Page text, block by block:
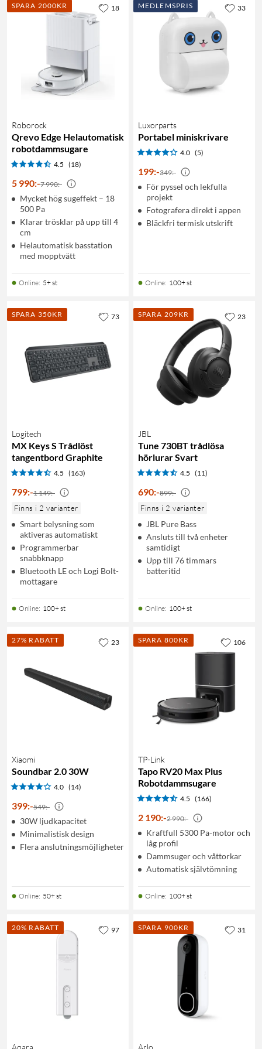
SPARA 2000KR
Roborock
Qrevo Edge Helautomatisk
robotdammsugare
4.5 (18)
5 990:-7 990:-
Mycket hög sugeffekt – 18
500 Pa
Klarar trösklar på upp till 4
cm
Helautomatisk basstation
med mopptvätt
Online: 5+ st
18 MEDLEMSPRIS
Luxorparts
Portabel miniskrivare
4.0 (5)
199:-349:-
För pyssel och lekfulla
projekt
Fotografera direkt i appen
Bläckfri termisk utskrift
Online: 100+ st
33
SPARA 350KR
Logitech
MX Keys S Trådlöst
tangentbord Graphite
4.5 (163)
799:-1 149:-
Finns i 2 varianter
Smart belysning som
aktiveras automatiskt
Programmerbar
snabbknapp
Bluetooth LE och Logi Bolt-
mottagare
Online: 100+ st
73 SPARA 209KR
JBL
Tune 730BT trådlösa
hörlurar Svart
4.5 (11)
690:-899:-
Finns i 2 varianter
JBL Pure Bass
Ansluts till två enheter
samtidigt
Upp till 76 timmars
batteritid
Online: 100+ st
23
27% RABATT
Xiaomi
Soundbar 2.0 30W
4.0 (14)
399:-549:-
30W ljudkapacitet
Minimalistisk design
Flera anslutningsmöjligheter
Online: 50+ st
23 SPARA 800KR
TP-Link
Tapo RV20 Max Plus
Robotdammsugare
4.5 (166)
2 190:-2 990:-
Kraftfull 5300 Pa-motor och
låg profil
Dammsuger och våttorkar
Automatisk självtömning
Online: 100+ st
106
20% RABATT
Aqara
97 SPARA 900KR
Arlo
31